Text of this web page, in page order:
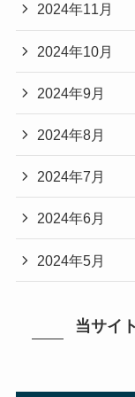
2024年11月
2024年10月
2024年9月
2024年8月
2024年7月
2024年6月
2024年5月
当サイ